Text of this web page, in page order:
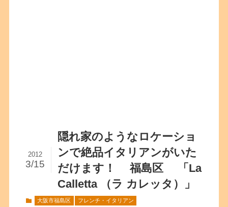
隠れ家のようなロケーショ
ンで絶品イタリアンがいた
だけます！ 福島区 「La
Calletta （ラ カレッタ）」
2012
3/15
大阪市福島区 フレンチ・イタリアン